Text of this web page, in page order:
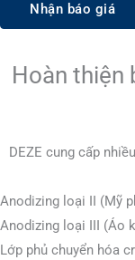
Nhận báo giá
Hoàn thiện
DEZE cung cấp
Anodizing loại II (Mỹ
Anodizing loại III (Áo
Lớp phủ chuyển hóa